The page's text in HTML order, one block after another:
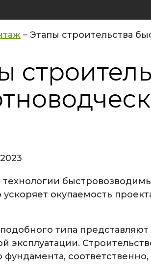
– Этапы строительства
ускоряет окупаемость
типа
эксплуатации.
фундамента,